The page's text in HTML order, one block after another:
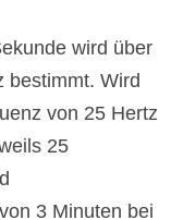
wird über
bestimmt. Wird
von 25 Hertz
25
3 Minuten bei